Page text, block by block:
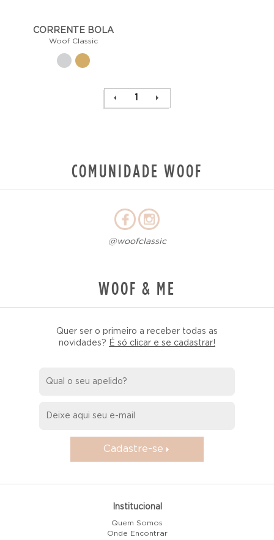
CORRENTE BOLA
Woof Classic
COMUNIDADE WOOF
@woofclassic
WOOF & ME
Quer ser o primeiro a receber todas as
novidades? É só clicar e se cadastrar!
Cadastre-se
Institucional
Quem Somos
Onde Encontrar